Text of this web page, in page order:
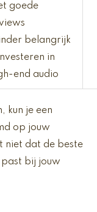
goede
belangrijk
in
end audio
kun je een
op jouw
niet dat de beste
past bij jouw